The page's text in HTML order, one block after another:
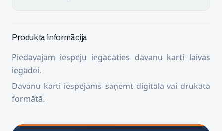
Produkta informācija
Piedāvājam iespēju iegādāties dāvanu karti laivas
iegādei.
Dāvanu karti iespējams saņemt digitālā vai drukātā
formātā.